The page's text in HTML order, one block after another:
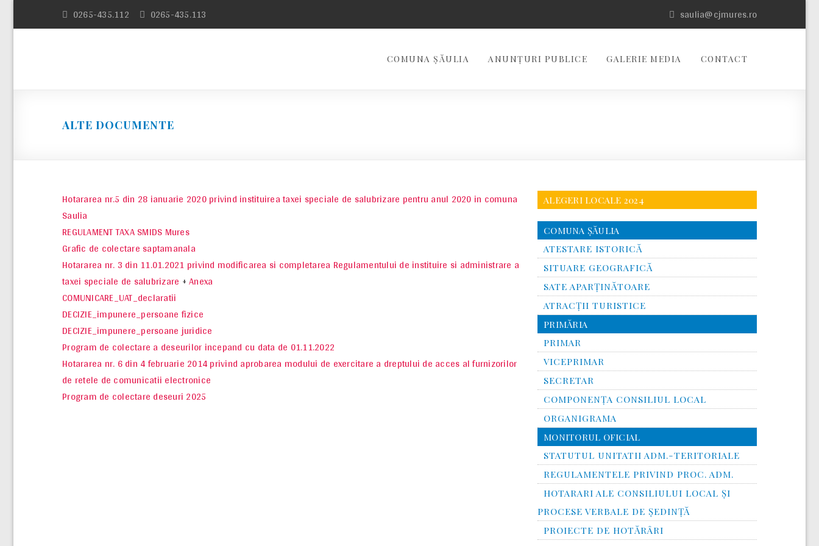
0265-435.112 0265-435.113 saulia@cjmures.ro
COMUNA ŞĂULIA ANUNȚURI PUBLICE GALERIE MEDIA CONTACT
ALTE DOCUMENTE
Hotararea nr.5 din 28 ianuarie 2020 privind instituirea taxei speciale de salubrizare pentru anul 2020 in comuna
Saulia
REGULAMENT TAXA SMIDS Mures
Grafic de colectare saptamanala
Hotararea nr. 3 din 11.01.2021 privind modificarea si completarea Regulamentului de instituire si administrare a
taxei speciale de salubrizare +Anexa
COMUNICARE_UAT_declaratii
DECIZIE_impunere_persoane fizice
DECIZIE_impunere_persoane juridice
Program de colectare a deseurilor incepand cu data de 01.11.2022
Hotararea nr. 6 din 4 februarie 2014 privind aprobarea modului de exercitare a dreptului de acces al furnizorilor
de retele de comunicatii electronice
Program de colectare deseuri 2025
ALEGERI LOCALE 2024
COMUNA ŞĂULIA
ATESTARE ISTORICĂ
SITUARE GEOGRAFICĂ
SATE APARȚINĂTOARE
ATRACȚII TURISTICE
PRIMĂRIA
PRIMAR
VICEPRIMAR
SECRETAR
COMPONENȚA CONSILIUL LOCAL
ORGANIGRAMA
MONITORUL OFICIAL
STATUTUL UNITATII ADM.-TERITORIALE
REGULAMENTELE PRIVIND PROC. ADM.
HOTARARI ALE CONSILIULUI LOCAL ȘI
PROCESE VERBALE DE ȘEDINȚĂ
PROIECTE DE HOTĂRÂRI